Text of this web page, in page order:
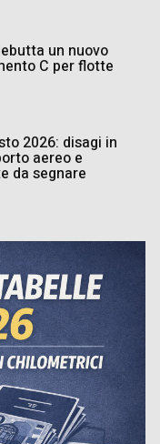
un nuovo
C per flotte
2026: disagi in
aereo e
da segnare